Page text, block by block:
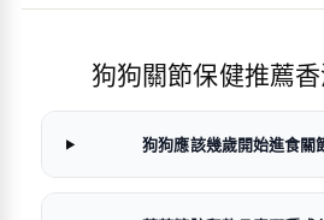
狗狗關節保健推薦
狗狗應該幾歲開始進食關